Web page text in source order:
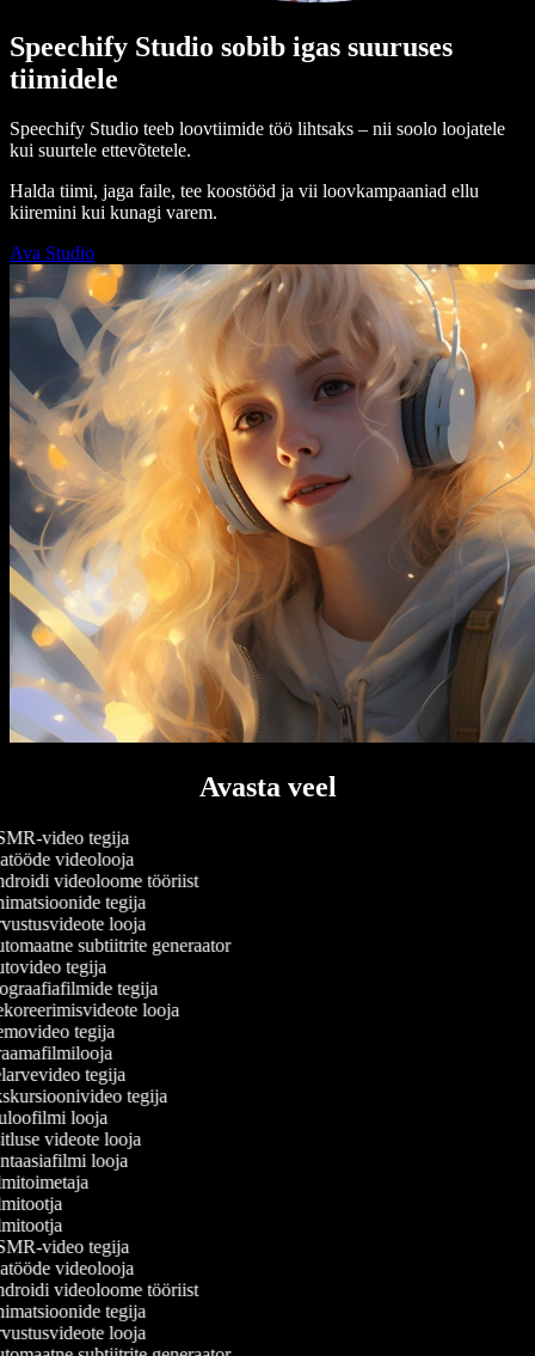
Speechify Studio sobib igas suuruses
tiimidele
Speechify Studio teeb loovtiimide töö lihtsaks – nii soolo loojatele
kui suurtele ettevõtetele.
Halda tiimi, jaga faile, tee koostööd ja vii loovkampaaniad ellu
kiiremini kui kunagi varem.
Ava Studio
Avasta veel
video tegija
videolooja
videoloome tööriist
tegija
looja
subtiitrite generaator
tegija
tegija
looja
tegija
tegija
tegija
looja
videote looja
looja
video tegija
videolooja
videoloome tööriist
tegija
looja